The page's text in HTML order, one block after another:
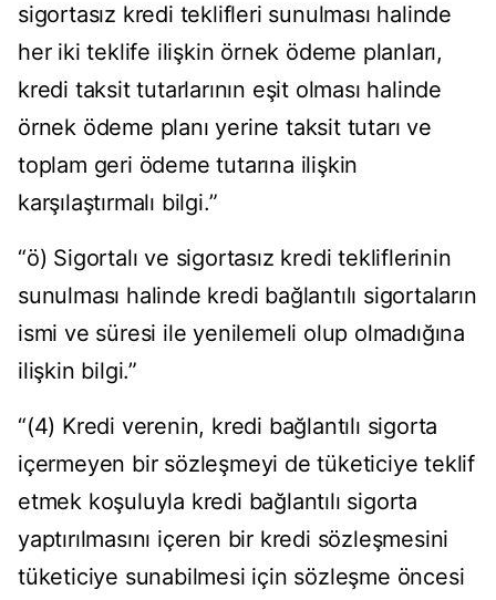
sigortasız kredi teklifleri sunulması halinde
her iki teklife ilişkin örnek ödeme planları,
kredi taksit tutarlarının eşit olması halinde
örnek ödeme planı yerine taksit tutarı ve
toplam geri ödeme tutarına ilişkin
karşılaştırmalı bilgi.”
“ö) Sigortalı ve sigortasız kredi tekliflerinin
sunulması halinde kredi bağlantılı sigortaların
ismi ve süresi ile yenilemeli olup olmadığına
ilişkin bilgi.”
“(4) Kredi verenin, kredi bağlantılı sigorta
içermeyen bir sözleşmeyi de tüketiciye teklif
etmek koşuluyla kredi bağlantılı sigorta
yaptırılmasını içeren bir kredi sözleşmesini
tüketiciye sunabilmesi için sözleşme öncesi